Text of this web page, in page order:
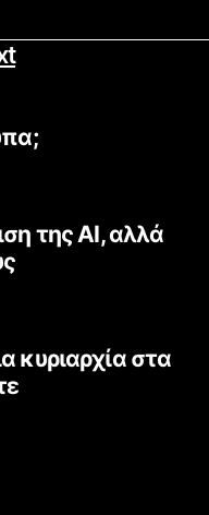
της AI, αλλά
κυριαρχία στα